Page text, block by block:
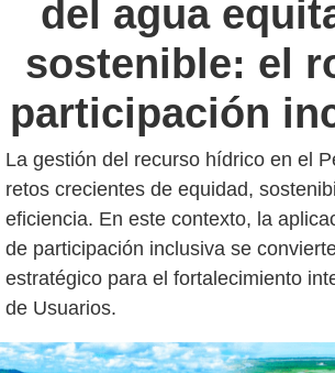
del agua
sostenible: el
participación
La gestión del recurso hídrico en el
retos crecientes de equidad,
eficiencia. En este contexto, la
de participación inclusiva se
estratégico para el fortalecimiento